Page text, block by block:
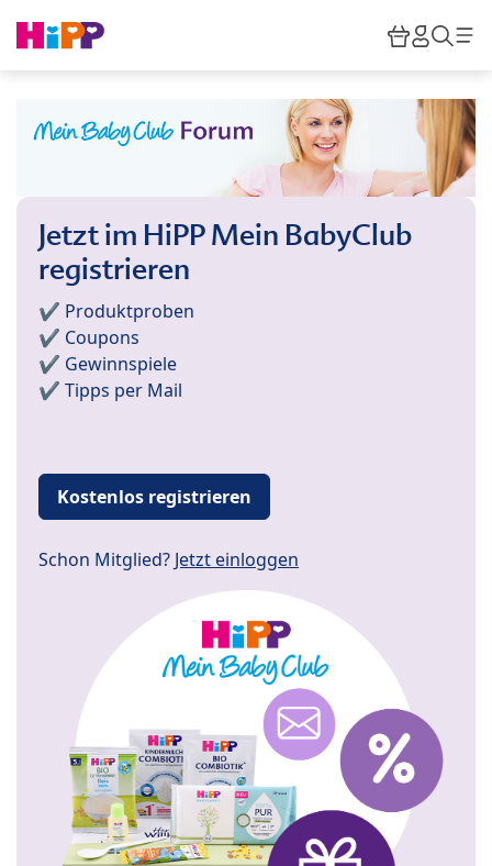
HiPP
Jetzt im HiPP Mein BabyClub
registrieren
✔️ Produktproben
✔️ Coupons
✔️ Gewinnspiele
✔️ Tipps per Mail
Kostenlos registrieren
Schon Mitglied? Jetzt einloggen